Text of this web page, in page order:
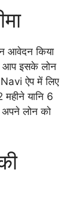
आवेदन किया
आप इसके लोन
ऐप में लिए
यानि 6
लोन को